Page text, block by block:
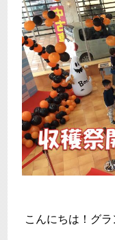
こんにちは！グ